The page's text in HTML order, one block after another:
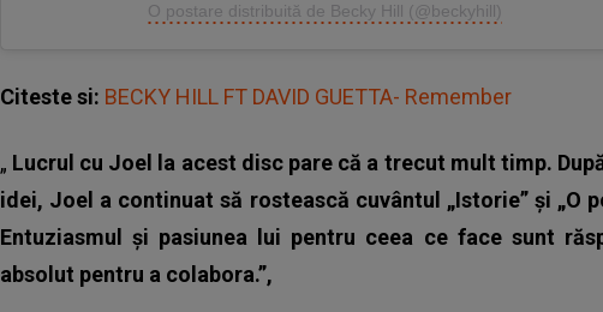
O postare distribuită de Becky Hill (@beckyhill)
Citeste si: BECKY HILL FT DAVID GUETTA- Remember
„ Lucrul cu Joel la acest disc pare că a trecut mult timp.
idei, Joel a continuat să rostească cuvântul „Istorie” și „O
Entuziasmul și pasiunea lui pentru ceea ce face sunt
absolut pentru a colabora.”,